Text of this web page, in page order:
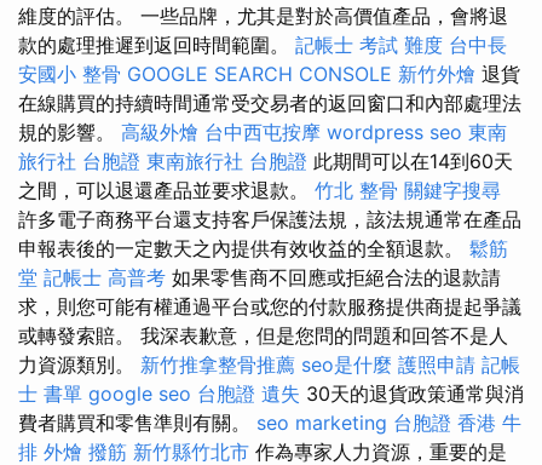
維度的評估。 一些品牌，尤其是對於高價值產品，會將退
款的處理推遲到返回時間範圍。 記帳士 考試 難度 台中長
安國小 整骨 GOOGLE SEARCH CONSOLE 新竹外燴 退貨
在線購買的持續時間通常受交易者的返回窗口和內部處理法
規的影響。 高級外燴 台中西屯按摩 wordpress seo 東南
旅行社 台胞證 東南旅行社 台胞證 此期間可以在14到60天
之間，可以退還產品並要求退款。 竹北 整骨 關鍵字搜尋
許多電子商務平台還支持客戶保護法規，該法規通常在產品
申報表後的一定數天之內提供有效收益的全額退款。 鬆筋
堂 記帳士 高普考 如果零售商不回應或拒絕合法的退款請
求，則您可能有權通過平台或您的付款服務提供商提起爭議
或轉發索賠。 我深表歉意，但是您問的問題和回答不是人
力資源類別。 新竹推拿整骨推薦 seo是什麼 護照申請 記帳
士 書單 google seo 台胞證 遺失 30天的退貨政策通常與消
費者購買和零售準則有關。 seo marketing 台胞證 香港 牛
排 外燴 撥筋 新竹縣竹北市 作為專家人力資源，重要的是